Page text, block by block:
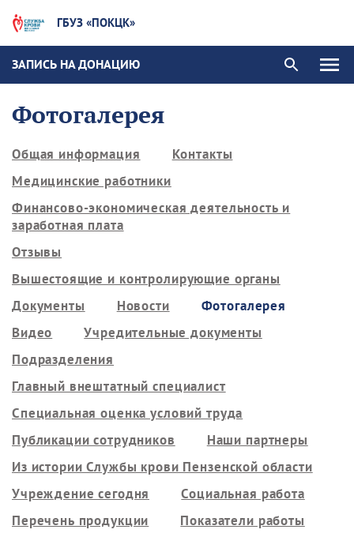
ГБУЗ «ПОКЦК»
ЗАПИСЬ НА ДОНАЦИЮ
Фотогалерея
Общая информация
Контакты
Медицинские работники
Финансово-экономическая деятельность и
заработная плата
Отзывы
Вышестоящие и контролирующие органы
Документы
Новости
Фотогалерея
Видео
Учредительные документы
Подразделения
Главный внештатный специалист
Специальная оценка условий труда
Публикации сотрудников
Наши партнеры
Из истории Службы крови Пензенской области
Учреждение сегодня
Социальная работа
Перечень продукции
Показатели работы